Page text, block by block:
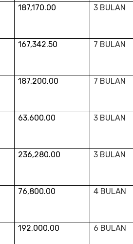
187,170.00 3 BULAN
167,342.50 7 BULAN
187,200.00 7 BULAN
63,600.00 3 BULAN
236,280.00 3 BULAN
76,800.00 4 BULAN
192,000.00 6 BULAN